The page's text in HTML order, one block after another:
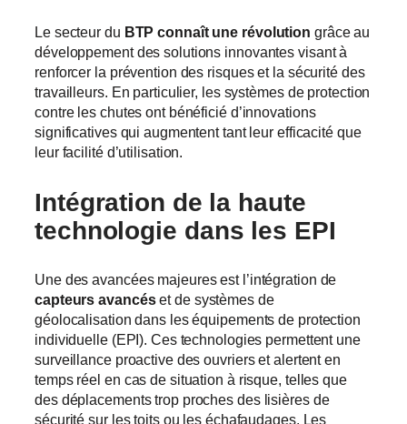
Le secteur du BTP connaît une révolution grâce au
développement des solutions innovantes visant à
renforcer la prévention des risques et la sécurité des
travailleurs. En particulier, les systèmes de protection
contre les chutes ont bénéficié d’innovations
significatives qui augmentent tant leur efficacité que
leur facilité d’utilisation.
Intégration de la haute
technologie dans les EPI
Une des avancées majeures est l’intégration de
capteurs avancéset de systèmes de
géolocalisation dans les équipements de protection
individuelle (EPI). Ces technologies permettent une
surveillance proactive des ouvriers et alertent en
temps réel en cas de situation à risque, telles que
des déplacements trop proches des lisières de
sécurité sur les toits ou les échafaudages. Les